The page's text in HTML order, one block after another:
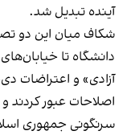
آینده تبدیل شد.
شکاف میان این دو
اصلاحات عبور کردند
سرنگونی جمهوری